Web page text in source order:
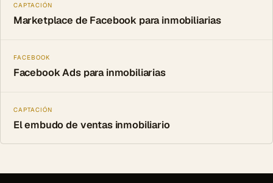
CAPTACIÓN
Marketplace de Facebook para inmobiliarias
FACEBOOK
Facebook Ads para inmobiliarias
CAPTACIÓN
El embudo de ventas inmobiliario